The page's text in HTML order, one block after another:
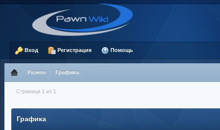
Вход Регистрация Помощь
Разное Графика
Страница 1 из 1
Графика